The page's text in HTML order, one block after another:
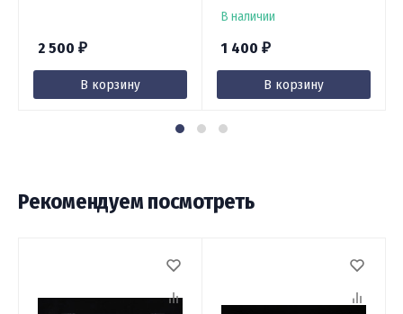
2 500 ₽
В корзину
В наличии
1 400 ₽
В корзину
Рекомендуем посмотреть